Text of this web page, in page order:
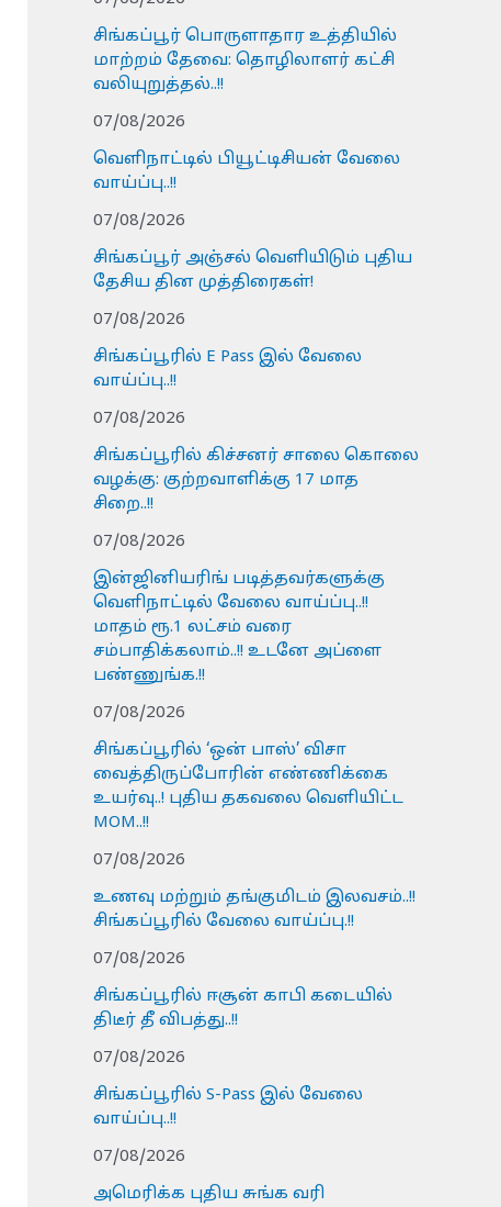
சிங்கப்பூர் பொருளாதார உத்தியில்
மாற்றம் தேவை: தொழிலாளர் கட்சி
வலியுறுத்தல்..!!
07/08/2026
வெளிநாட்டில் பியூட்டிசியன் வேலை
வாய்ப்பு..!!
07/08/2026
சிங்கப்பூர் அஞ்சல் வெளியிடும் புதிய
தேசிய தின முத்திரைகள்!
07/08/2026
சிங்கப்பூரில் E Pass இல் வேலை
வாய்ப்பு..!!
07/08/2026
சிங்கப்பூரில் கிச்சனர் சாலை கொலை
வழக்கு: குற்றவாளிக்கு 17 மாத
சிறை..!!
07/08/2026
இன்ஜினியரிங் படித்தவர்களுக்கு
வெளிநாட்டில் வேலை வாய்ப்பு..!!
மாதம் ரூ.1 லட்சம் வரை
சம்பாதிக்கலாம்..!! உடனே அப்ளை
பண்ணுங்க.!!
07/08/2026
சிங்கப்பூரில் ‘ஒன் பாஸ்’ விசா
வைத்திருப்போரின் எண்ணிக்கை
உயர்வு..! புதிய தகவலை வெளியிட்ட
MOM..!!
07/08/2026
உணவு மற்றும் தங்குமிடம் இலவசம்..!!
சிங்கப்பூரில் வேலை வாய்ப்பு.!!
07/08/2026
சிங்கப்பூரில் ஈசூன் காபி கடையில்
திடீர் தீ விபத்து..!!
07/08/2026
சிங்கப்பூரில் S-Pass இல் வேலை
வாய்ப்பு..!!
07/08/2026
அமெரிக்க புதிய சுங்க வரி